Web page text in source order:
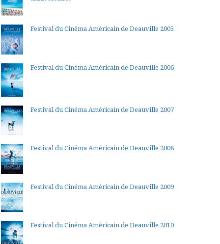
Festival du Cinéma Américain de Deauville 2005
Festival du Cinéma Américain de Deauville 2006
Festival du Cinéma Américain de Deauville 2007
Festival du Cinéma Américain de Deauville 2008
Festival du Cinéma Américain de Deauville 2009
Festival du Cinéma Américain de Deauville 2010